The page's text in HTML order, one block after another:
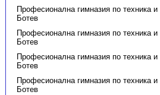
Професионална гимназия по техника и
Ботев
Професионална гимназия по техника и
Ботев
Професионална гимназия по техника и
Ботев
Професионална гимназия по техника и
Ботев